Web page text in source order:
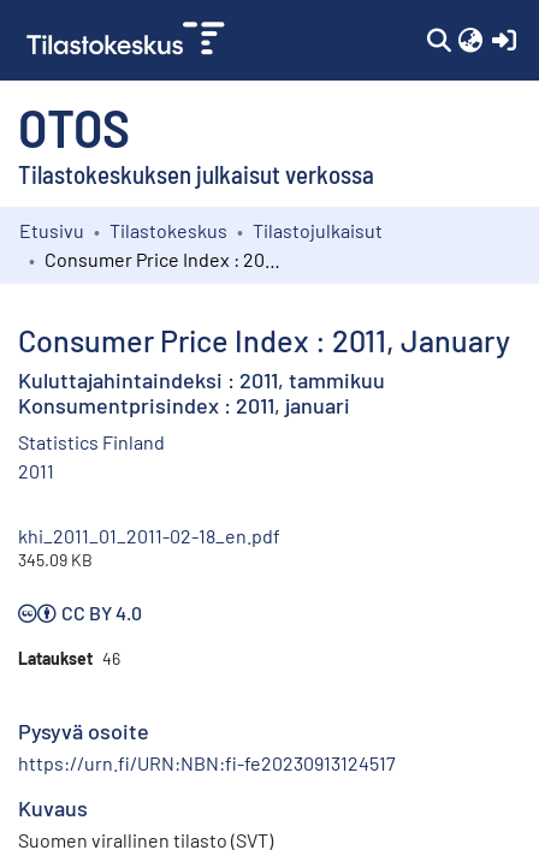
OTOS
Tilastokeskuksen julkaisut verkossa
Kokoelmat
Etusivu Tilastokeskus
Tilastojulkaisut
Consumer Price Index : 2011, January
Kuluttajahintaindeksi : 2011, tammikuu
Konsumentprisindex : 2011, januari
Statistics Finland
2011
khi_2011_01_2011-02-18_en.pdf
345.09 KB
CC BY 4.0
Lataukset 46
Pysyvä osoite
https://urn.fi/URN:NBN:fi-fe20230913124517
Kuvaus
Suomen virallinen tilasto (SVT)